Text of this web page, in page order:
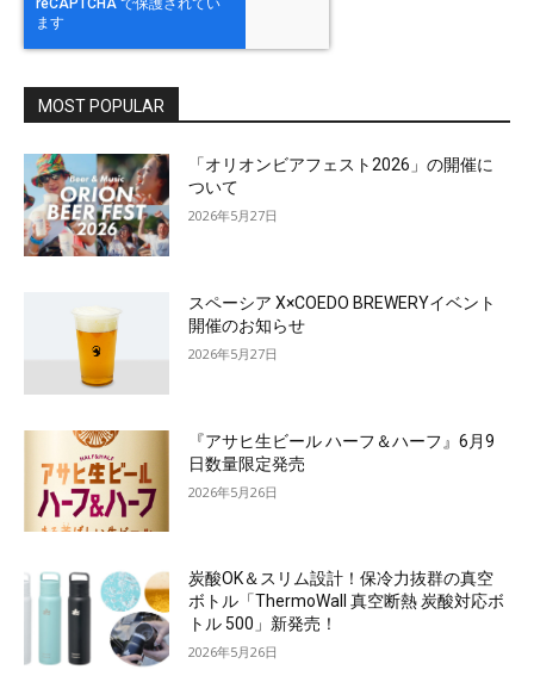
MOST POPULAR
「オリオンビアフェスト2026」の開催に
ついて
2026年5月27日
スペーシア X×COEDO BREWERYイベント
開催のお知らせ
2026年5月27日
『アサヒ生ビール ハーフ＆ハーフ』6月9
日数量限定発売
2026年5月26日
炭酸OK＆スリム設計！保冷力抜群の真空
ボトル「ThermoWall 真空断熱 炭酸対応ボ
トル 500」新発売！
2026年5月26日